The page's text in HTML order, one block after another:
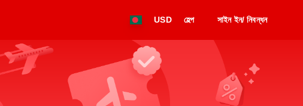
USD হেল্প সাইন ইন/ নিবন্ধন